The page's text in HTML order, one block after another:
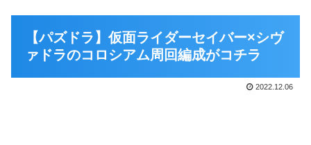
【パズドラ】仮面ライダーセイバー×シヴ
ァドラのコロシアム周回編成がコチラ
2022.12.06